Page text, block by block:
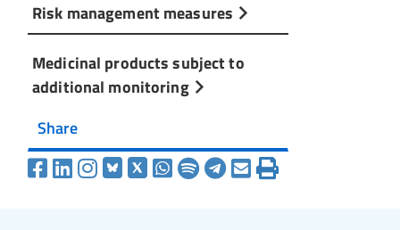
Risk management measures
Medicinal products subject to
additional monitoring
Share